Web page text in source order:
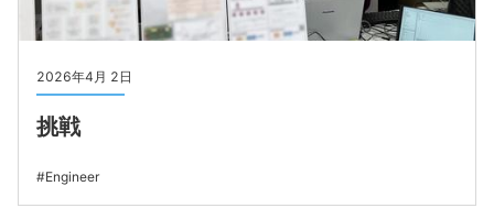
2026年4月 2日
挑戦
Engineer